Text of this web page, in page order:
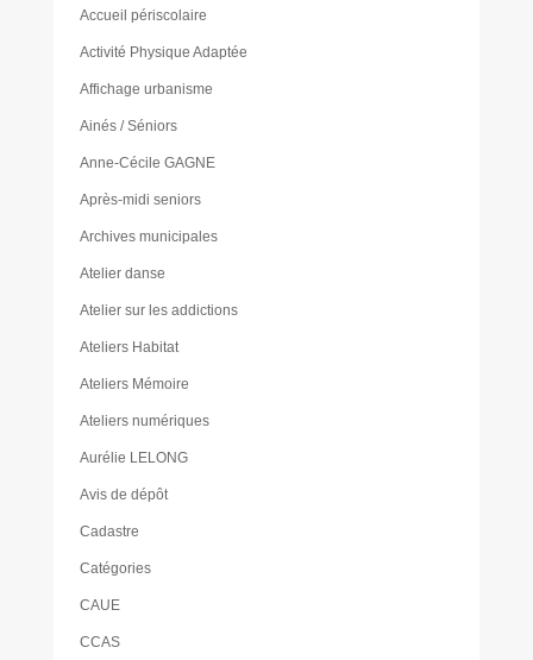
Accueil périscolaire
Activité Physique Adaptée
Affichage urbanisme
Ainés / Séniors
Anne-Cécile GAGNE
Après-midi seniors
Archives municipales
Atelier danse
Atelier sur les addictions
Ateliers Habitat
Ateliers Mémoire
Ateliers numériques
Aurélie LELONG
Avis de dépôt
Cadastre
Catégories
CAUE
CCAS